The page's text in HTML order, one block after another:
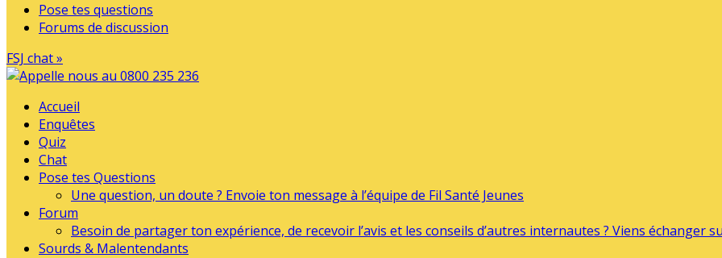
Pose tes questions
Forums de discussion
FSJ chat »
Accueil
Enquêtes
Quiz
Chat
Pose tes Questions
Une question, un doute ? Envoie ton message à l’équipe de Fil Santé Jeunes
Forum
Besoin de partager ton expérience, de recevoir l’avis et les conseils d’autres internautes ? Viens échanger
Sourds & Malentendants